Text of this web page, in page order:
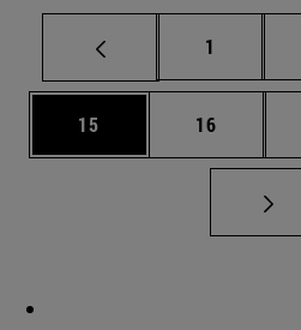
Página
1
Página
15 Página
16